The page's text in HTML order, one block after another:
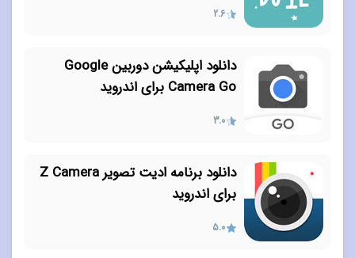
2.6
دانلود اپلیکیشن دوربین Google
Camera Go برای اندروید
3.0
دانلود برنامه ادیت تصویر Z Camera
برای اندروید
5.0